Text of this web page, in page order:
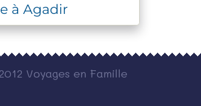
à Agadir
Voyages en Famille